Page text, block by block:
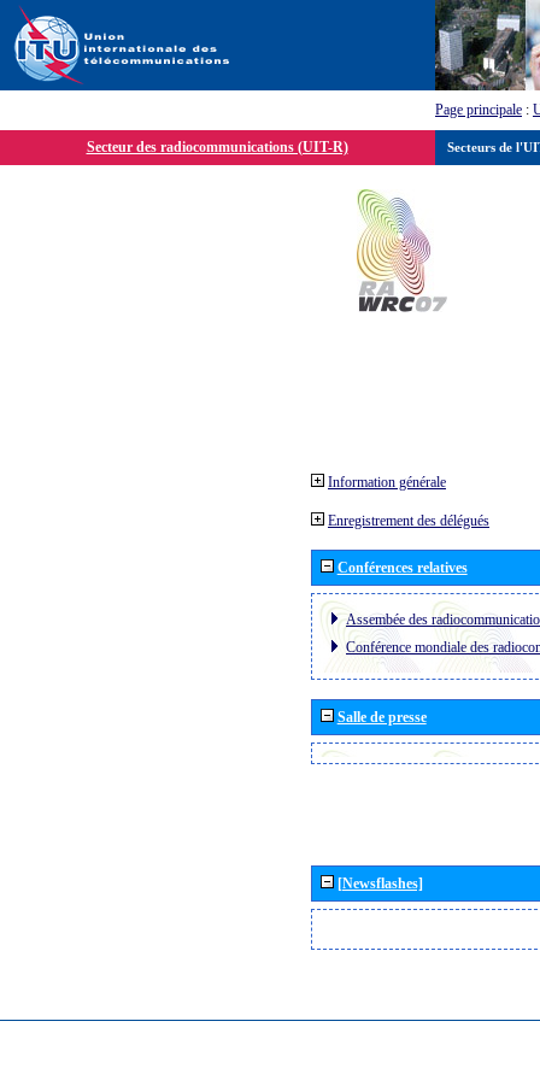
Page principale :
Secteur des radiocommunications (UIT-R)
Information générale
Enregistrement des délégués
Conférences relatives
Assembée des
Conférence mondiale des
Salle de presse
[Newsflashes]
Secteurs de